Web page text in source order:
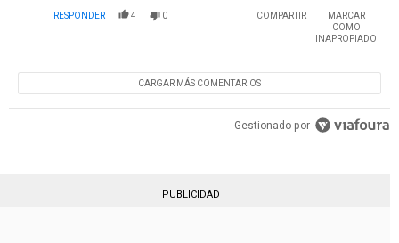
RESPONDER 4 0 COMPARTIR
MARCAR
COMO
INAPROPIADO
CARGAR MÁS COMENTARIOS
Gestionado por
PUBLICIDAD